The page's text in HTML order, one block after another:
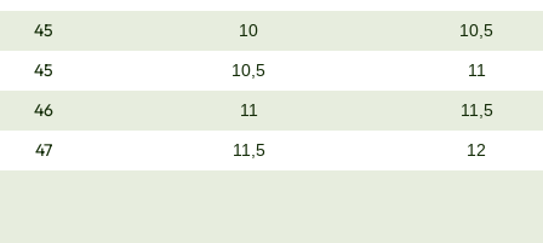
45 10 10,5
45 10,5 11
46 11 11,5
47 11,5 12